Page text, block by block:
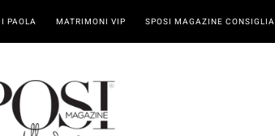
PAOLA MATRIMONI VIP SPOSI MAGAZINE CONSIGLIA